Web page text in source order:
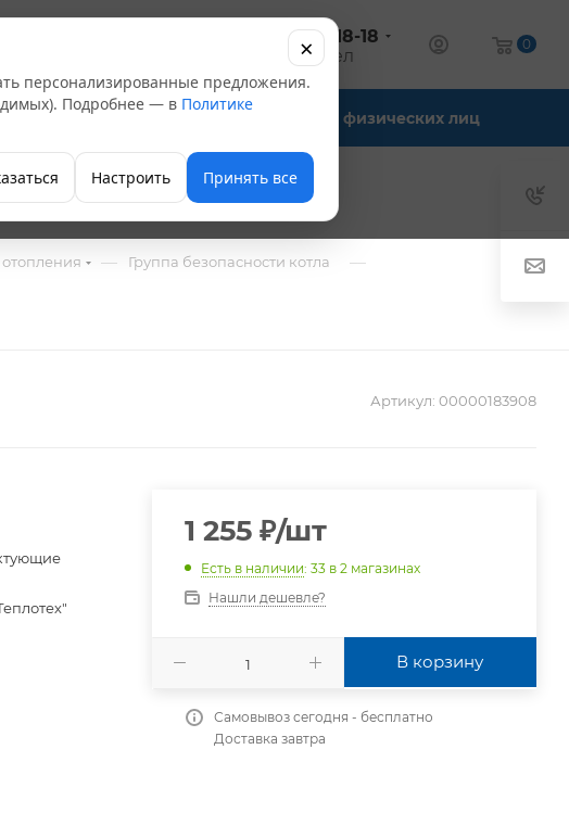
+7 (347) 246-18-18
оптовый отдел
0
Офис-склады Для физических лиц
— Группа безопасности котла —
Артикул: 00000183908
1 255₽/шт
Есть в наличии: 33 в 2 магазинах
Нашли дешевле?
В корзину
Самовывоз сегодня - бесплатно
Доставка завтра
персонализированные предложения.
Подробнее — в Политике
Настроить Принять все
×